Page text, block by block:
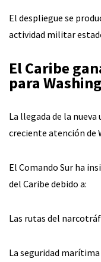
El despliegue se
actividad militar
El Caribe
para
La llegada de la
creciente atención de
El Comando Sur ha
del Caribe debido a:
Las rutas del
La seguridad